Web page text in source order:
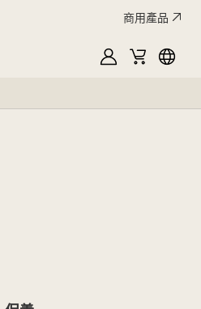
商用產品
MyLG購